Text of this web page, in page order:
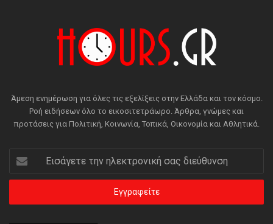
Άμεση ενημέρωση για όλες τις εξελίξεις στην Ελλάδα και τον κόσμο.
Ροή ειδήσεων όλο το εικοσιτετράωρο. Άρθρα, γνώμες και
προτάσεις για Πολιτική, Κοινωνία, Τοπικά, Οικονομία και Αθλητικά.
την
ηλεκτρονική
διεύθυνση